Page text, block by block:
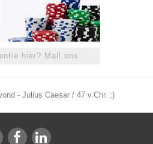
hier? Mail ons
- Julius Caesar / 47 v.Chr. ;)